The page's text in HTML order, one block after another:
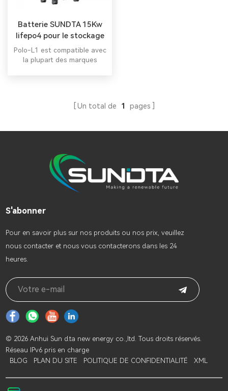
Batterie SUNDTA 15Kw
lifepo4 pour le stockage
d'énergie solaire
domestique
Polo-L1 est compatible avec
la plupart des marques
Un total de 1 pages
S'abonner
Pour en savoir plus sur nos produits ou nos prix, veuillez
nous contacter et nous vous contacterons dans les 24
heures.
© 2026 Anhui Sun d.ta new energy co.,ltd. Tous droits réservés.
Réseau IPv6 pris en charge
BLOG
PLAN DU SITE POLITIQUE DE CONFIDENTIALITÉ XML